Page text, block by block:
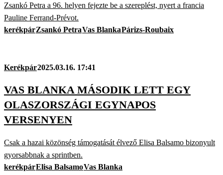
Zsankó Petra a 96. helyen fejezte be a szereplést, nyert a francia
Pauline Ferrand-Prévot.
kerékpárZsankó PetraVas BlankaPárizs-Roubaix
Kerékpár2025.03.16. 17:41
VAS BLANKA MÁSODIK LETT EGY
OLASZORSZÁGI EGYNAPOS
VERSENYEN
Csak a hazai közönség támogatását élvező Elisa Balsamo bizonyult
gyorsabbnak a sprintben.
kerékpárElisa BalsamoVas Blanka